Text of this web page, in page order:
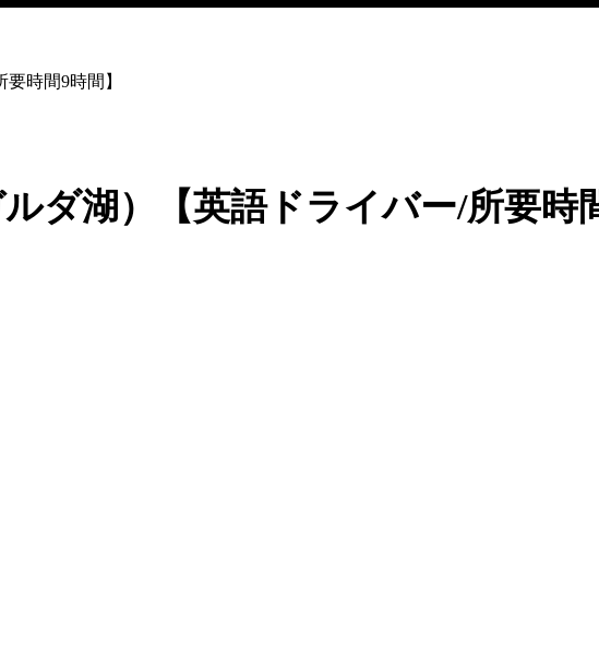
時間9時間】
ダ湖）【英語ドライバー/所要時